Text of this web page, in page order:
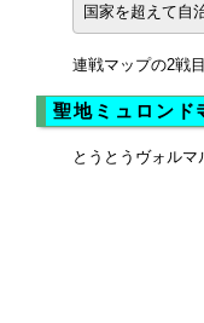
国家を超えて自
連戦マップの2戦目
聖地ミュロンド
とうとうヴォルマ